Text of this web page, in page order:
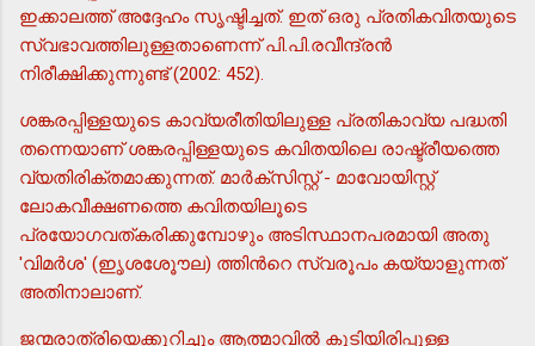
ഇക്കാലത്ത് അദ്ദേഹം സൃഷ്ടിച്ചത്. ഇത് ഒരു പ്രതികവിതയുടെ
സ്വഭാവത്തിലുള്ളതാണെന്ന് പി.പി.രവീന്ദ്രന്‍
നിരീക്ഷിക്കുന്നുണ്ട് (2002: 452).
ശങ്കരപ്പിള്ളയുടെ കാവ്യരീതിയിലുള്ള പ്രതികാവ്യ പദ്ധതി
തന്നെയാണ് ശങ്കരപ്പിള്ളയുടെ കവിതയിലെ രാഷ്ട്രീയത്തെ
വ്യതിരിക്തമാക്കുന്നത്. മാര്‍ക്സിസ്റ്റ് - മാവോയിസ്റ്റ്
ലോകവീക്ഷണത്തെ കവിതയിലൂടെ
പ്രയോഗവത്കരിക്കുമ്പോഴും അടിസ്ഥാനപരമായി അതു
'വിമര്‍ശ' (ഇൃശശേൂൗല) ത്തിന്‍റെ സ്വരൂപം കയ്യാളുന്നത്
അതിനാലാണ്.
ജന്മരാത്രിയെക്കുറിച്ചും ആത്മാവില്‍ കുടിയിരിപ്പുള്ള